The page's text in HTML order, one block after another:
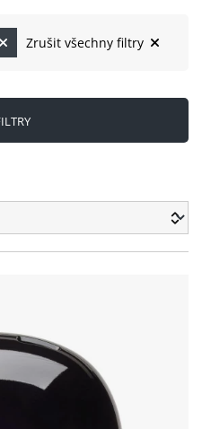
Zrušit všechny filtry